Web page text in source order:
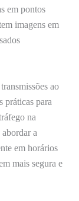
em pontos
imagens em
ao
práticas para
na
a
em horários
mais segura e